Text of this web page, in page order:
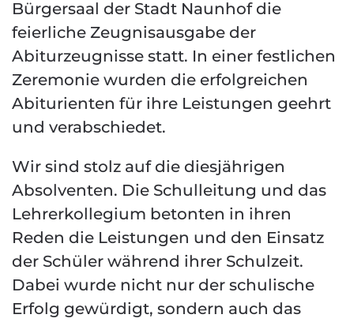
Bürgersaal der Stadt Naunhof die
feierliche Zeugnisausgabe der
Abiturzeugnisse statt. In einer festlichen
Zeremonie wurden die erfolgreichen
Abiturienten für ihre Leistungen geehrt
und verabschiedet.
Wir sind stolz auf die diesjährigen
Absolventen. Die Schulleitung und das
Lehrerkollegium betonten in ihren
Reden die Leistungen und den Einsatz
der Schüler während ihrer Schulzeit.
Dabei wurde nicht nur der schulische
Erfolg gewürdigt, sondern auch das